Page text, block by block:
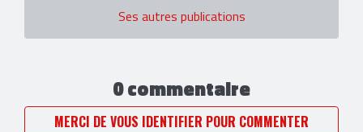
Ses autres publications
0 commentaire
MERCI DE VOUS IDENTIFIER POUR COMMENTER